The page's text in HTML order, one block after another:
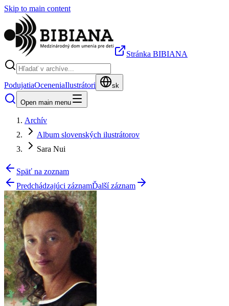
Skip to main content
Stránka BIBIANA
PodujatiaOceneniaIlustrátori sk
Open main menu
Archív
Album slovenských ilustrátorov
Sara Nui
Späť na zoznam
Predchádzajúci záznamĎalší záznam